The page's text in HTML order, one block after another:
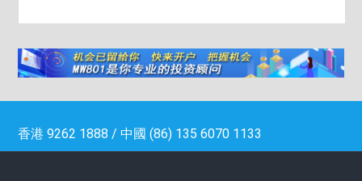
香港 9262 1888 / 中國 (86) 135 6070 1133